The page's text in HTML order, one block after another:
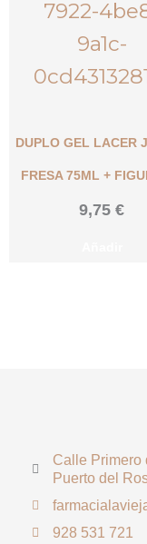
DUPLO GEL LACER
FRESA 75ML +
9,75 €
Calle Primero
Puerto del
928 531 721